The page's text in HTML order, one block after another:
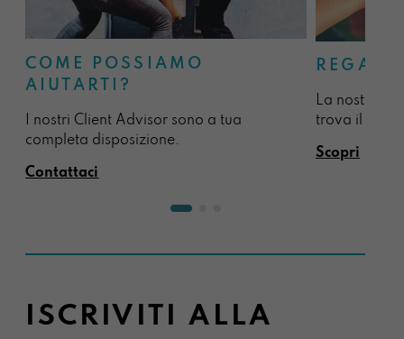
COME POSSIAMO
AIUTARTI?
I nostri Client Advisor sono a tua
completa disposizione.
Contattaci
La nostra
trova il
Scopri
ISCRIVITI ALLA